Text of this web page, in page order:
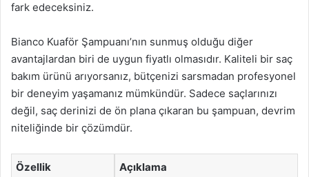
fark edeceksiniz.
Bianco Kuaför Şampuanı’nın sunmuş olduğu diğer
avantajlardan biri de uygun fiyatlı olmasıdır. Kaliteli bir saç
bakım ürünü arıyorsanız, bütçenizi sarsmadan profesyonel
bir deneyim yaşamanız mümkündür. Sadece saçlarınızı
değil, saç derinizi de ön plana çıkaran bu şampuan, devrim
niteliğinde bir çözümdür.
Özellik Açıklama